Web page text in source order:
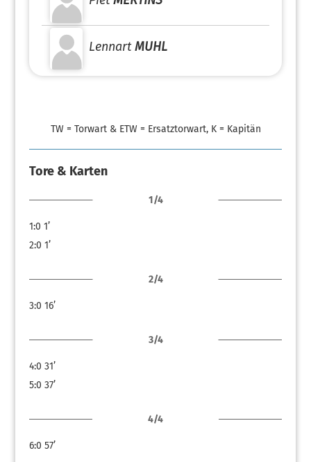
Lennart MUHL
TW = Torwart & ETW = Ersatztorwart, K = Kapitän
Tore & Karten
1/4
1:0 1’
2:0 1’
2/4
3:0 16’
3/4
4:0 31’
5:0 37’
4/4
6:0 57’